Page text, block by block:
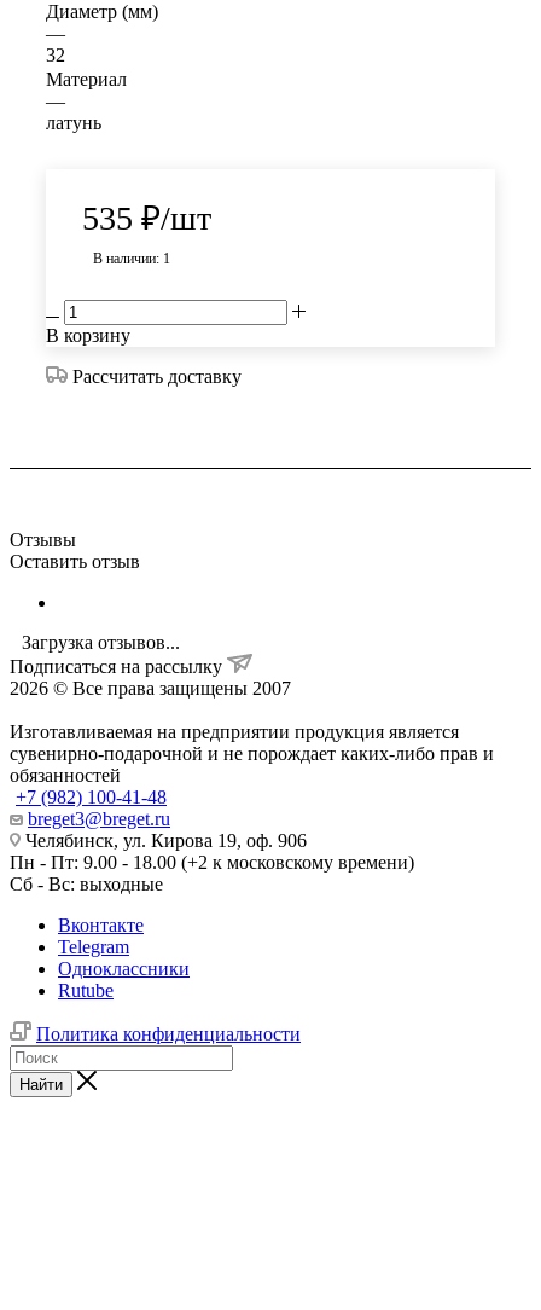
Диаметр (мм)
—
32
Материал
—
латунь
535 ₽/шт
В наличии: 1
В корзину
Рассчитать доставку
Отзывы
Оставить отзыв
Загрузка отзывов...
Подписаться на рассылку
2026 © Все права защищены 2007
Изготавливаемая на предприятии продукция является
сувенирно-подарочной и не порождает каких-либо прав и
обязанностей
+7 (982) 100-41-48
breget3@breget.ru
Челябинск, ул. Кирова 19, оф. 906
Пн - Пт: 9.00 - 18.00 (+2 к московскому времени)
Сб - Вс: выходные
Вконтакте
Telegram
Одноклассники
Rutube
Политика конфиденциальности
Найти